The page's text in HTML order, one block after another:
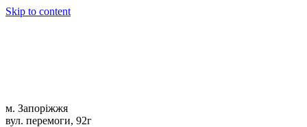
Skip to content
м. Запоріжжя
вул. перемоги, 92г